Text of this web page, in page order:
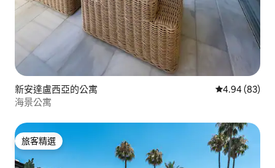
新安達盧西亞的公寓 從 83 則評價
4.94 (83)
海景公寓
旅客精選
旅客精選